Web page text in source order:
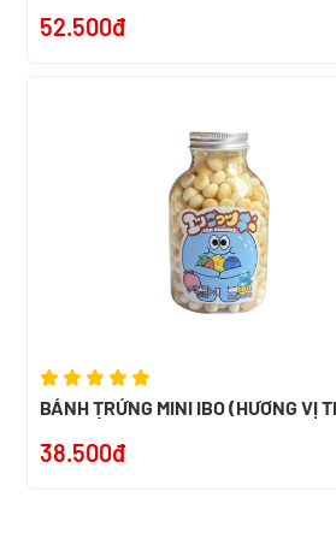
52.500đ
BÁNH TRỨNG MINI IBO (HƯƠNG VỊ
38.500đ